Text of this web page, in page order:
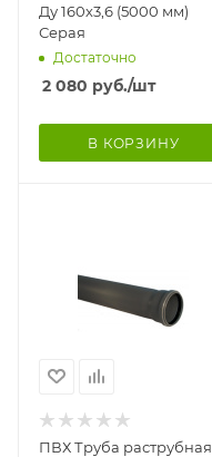
Ду 160х3,6 (5000 мм)
Серая
Достаточно
2 080 руб./шт
В КОРЗИНУ
ПВХ Труба раструбная